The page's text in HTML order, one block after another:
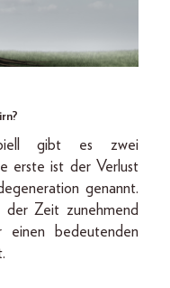
gibt es zwei
erste ist der Verlust
genannt.
Zeit zunehmend
einen bedeutenden